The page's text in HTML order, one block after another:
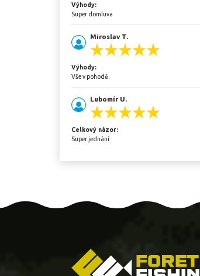
Výhody:
Super domluva
Miroslav T.
Výhody:
Vše v pohodě.
Lubomír U.
Celkový názor:
Super jednání